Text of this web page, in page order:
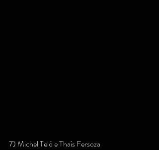
7) Michel Teló e Thaís Fersoza